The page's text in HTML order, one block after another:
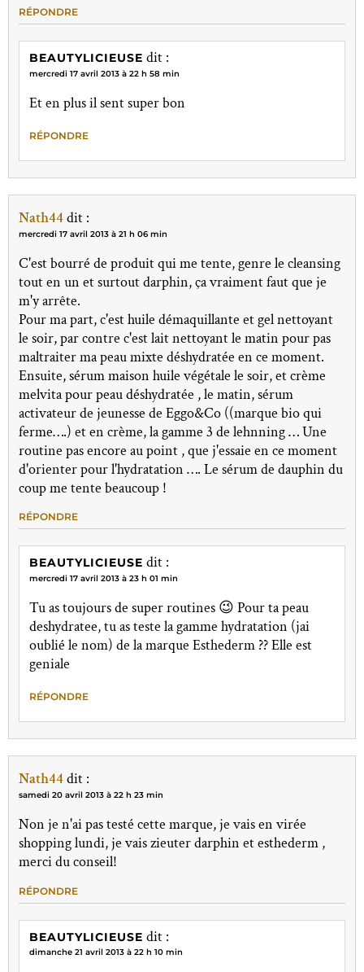
RÉPONDRE
BEAUTYLICIEUSE dit :
mercredi 17 avril 2013 à 22 h 58 min
Et en plus il sent super bon
RÉPONDRE
Nath44dit :
mercredi 17 avril 2013 à 21 h 06 min
C'est bourré de produit qui me tente, genre le cleansing
tout en un et surtout darphin, ça vraiment faut que je
m'y arrête.
Pour ma part, c'est huile démaquillante et gel nettoyant
le soir, par contre c'est lait nettoyant le matin pour pas
maltraiter ma peau mixte déshydratée en ce moment.
Ensuite, sérum maison huile végétale le soir, et crème
melvita pour peau déshydratée , le matin, sérum
activateur de jeunesse de Eggo&Co ((marque bio qui
ferme….) et en crème, la gamme 3 de lehnning … Une
routine pas encore au point , que j'essaie en ce moment
d'orienter pour l'hydratation …. Le sérum de dauphin du
coup me tente beaucoup !
RÉPONDRE
BEAUTYLICIEUSE dit :
mercredi 17 avril 2013 à 23 h 01 min
Tu as toujours de super routines 😉 Pour ta peau
deshydratee, tu as teste la gamme hydratation (jai
oublié le nom) de la marque Esthederm ?? Elle est
geniale
RÉPONDRE
Nath44dit :
samedi 20 avril 2013 à 22 h 23 min
Non je n'ai pas testé cette marque, je vais en virée
shopping lundi, je vais zieuter darphin et esthederm ,
merci du conseil!
RÉPONDRE
BEAUTYLICIEUSE dit :
dimanche 21 avril 2013 à 22 h 10 min